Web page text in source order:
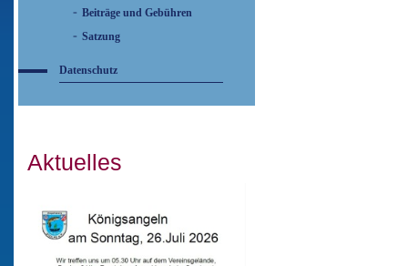
Beiträge und Gebühren
Satzung
Datenschutz
Aktuelles